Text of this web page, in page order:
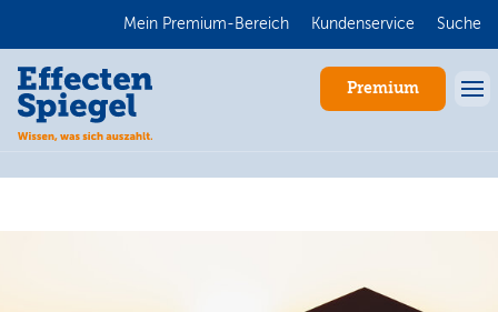
Mein Premium-Bereich Kundenservice Suche
Premium